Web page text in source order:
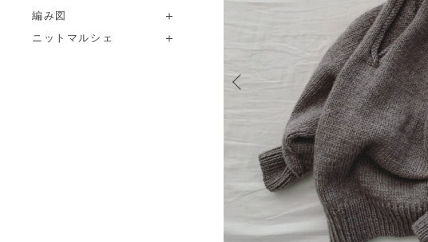
編み図
ニットマルシェ